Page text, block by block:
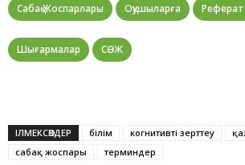
Сабақ Жоспарлары Оқушыларға
Шығармалар СӨЖ
ІЛМЕКСӨЗДЕР білім когнитивті зерттеу
сабақ жоспары
терминдер